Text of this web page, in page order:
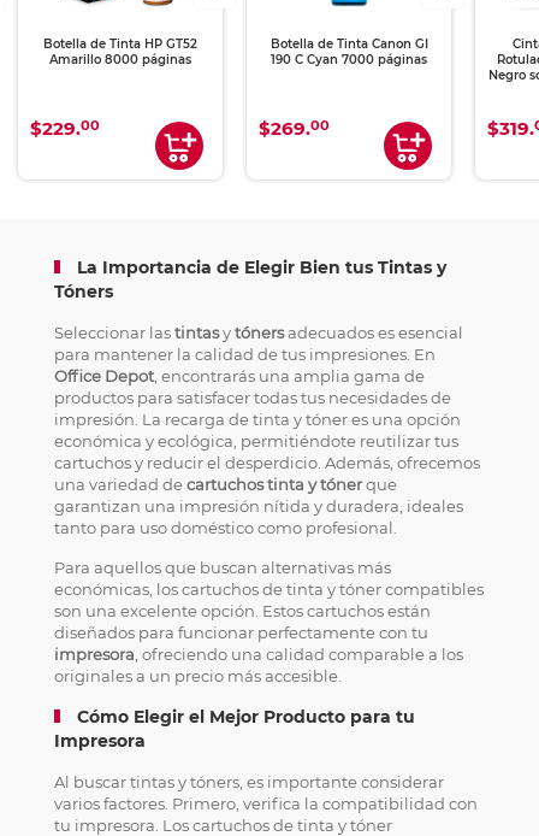
Botella de Tinta HP GT52
Amarillo 8000 páginas
$229.00
Botella de Tinta Canon GI
190 C Cyan 7000 páginas
$269.00
Negro
$319.
La Importancia de Elegir Bien tus Tintas y
Tóners
Seleccionar lastintasytónersadecuados es esencial
para mantener la calidad de tus impresiones. En
Office Depot, encontrarás una amplia gama de
productos para satisfacer todas tus necesidades de
impresión. La recarga de tinta y tóner es una opción
económica y ecológica, permitiéndote reutilizar tus
cartuchos y reducir el desperdicio. Además, ofrecemos
una variedad decartuchos tinta y tónerque
garantizan una impresión nítida y duradera, ideales
tanto para uso doméstico como profesional.
Para aquellos que buscan alternativas más
económicas, los cartuchos de tinta y tóner compatibles
son una excelente opción. Estos cartuchos están
diseñados para funcionar perfectamente con tu
impresora , ofreciendo una calidad comparable a los
originales a un precio más accesible.
Cómo Elegir el Mejor Producto para tu
Impresora
Al buscar tintas y tóners, es importante considerar
varios factores. Primero, verifica la compatibilidad con
tu impresora. Los cartuchos de tinta y tóner